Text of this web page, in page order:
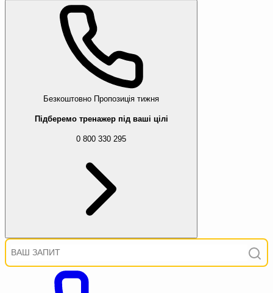
Безкоштовно Пропозиція тижня
Підберемо тренажер під ваші цілі
0 800 330 295